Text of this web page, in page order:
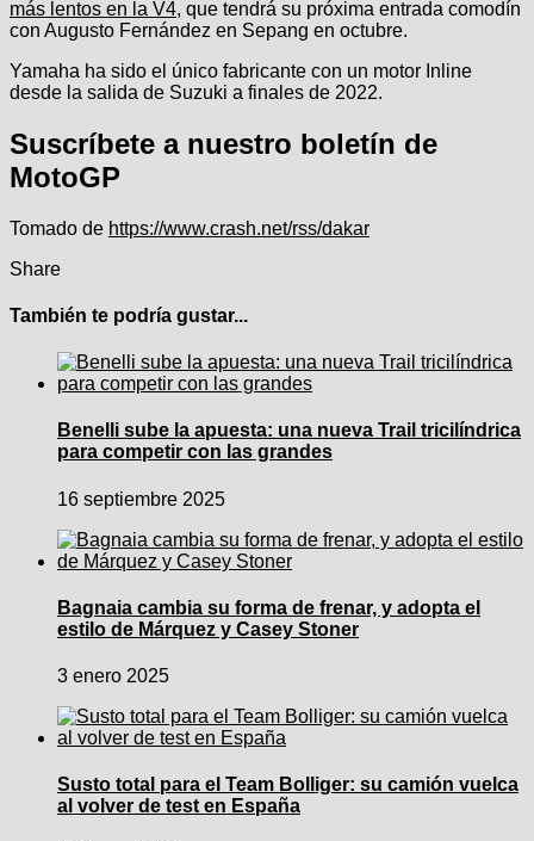
más lentos en la V4, que tendrá su próxima entrada comodín
con Augusto Fernández en Sepang en octubre.
Yamaha ha sido el único fabricante con un motor Inline
desde la salida de Suzuki a finales de 2022.
Suscríbete a nuestro boletín de
MotoGP
Tomado de https://www.crash.net/rss/dakar
Share
También te podría gustar...
Benelli sube la apuesta: una nueva Trail tricilíndrica
para competir con las grandes
16 septiembre 2025
Bagnaia cambia su forma de frenar, y adopta el
estilo de Márquez y Casey Stoner
3 enero 2025
Susto total para el Team Bolliger: su camión vuelca
al volver de test en España